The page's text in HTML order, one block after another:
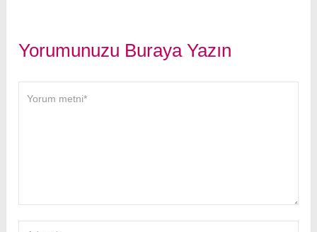
Yorumunuzu Buraya Yazın